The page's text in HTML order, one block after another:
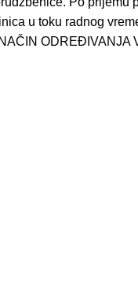
u toku radnog
ODREĐIVANJA